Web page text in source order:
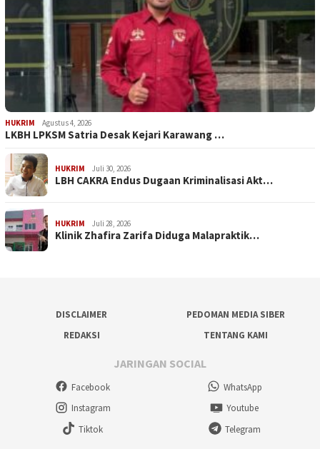
HUKRIM Agustus 4, 2026
LKBH LPKSM Satria Desak Kejari Karawang …
HUKRIM Juli 30, 2026
LBH CAKRA Endus Dugaan Kriminalisasi Akt…
HUKRIM Juli 28, 2026
Klinik Zhafira Zarifa Diduga Malapraktik…
DISCLAIMER
PEDOMAN MEDIA SIBER
REDAKSI
TENTANG KAMI
JARINGAN SOCIAL
Facebook
WhatsApp
Instagram
Youtube
Tiktok
Telegram